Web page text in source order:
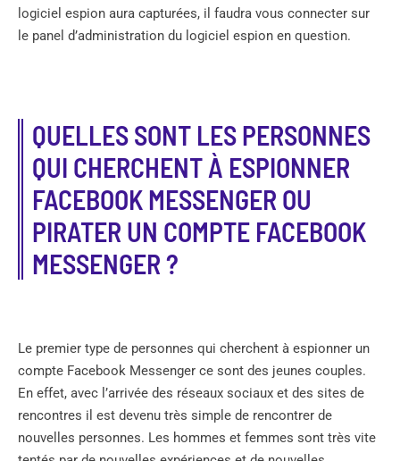
logiciel espion aura capturées, il faudra vous connecter sur
le panel d’administration du logiciel espion en question.
QUELLES SONT LES PERSONNES
QUI CHERCHENT À ESPIONNER
FACEBOOK MESSENGER OU
PIRATER UN COMPTE FACEBOOK
MESSENGER ?
Le premier type de personnes qui cherchent à espionner un
compte Facebook Messenger ce sont des jeunes couples.
En effet, avec l’arrivée des réseaux sociaux et des sites de
rencontres il est devenu très simple de rencontrer de
nouvelles personnes. Les hommes et femmes sont très vite